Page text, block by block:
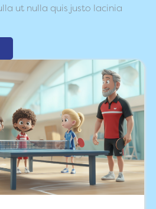
ut nulla quis justo lacinia